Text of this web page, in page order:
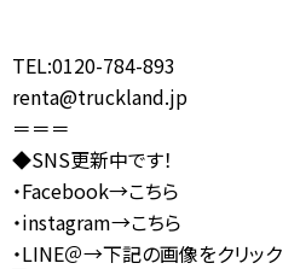
TEL:0120-784-893
renta@truckland.jp
＝＝＝
◆SNS更新中です！
・Facebook→こちら
・instagram→こちら
・LINE＠→下記の画像をクリック